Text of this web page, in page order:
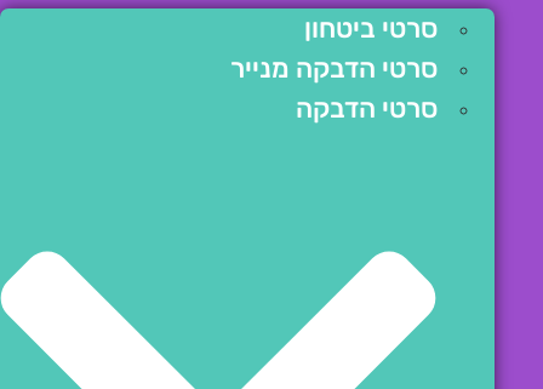
סרטי ביטחון
סרטי הדבקה מנייר
סרטי הדבקה